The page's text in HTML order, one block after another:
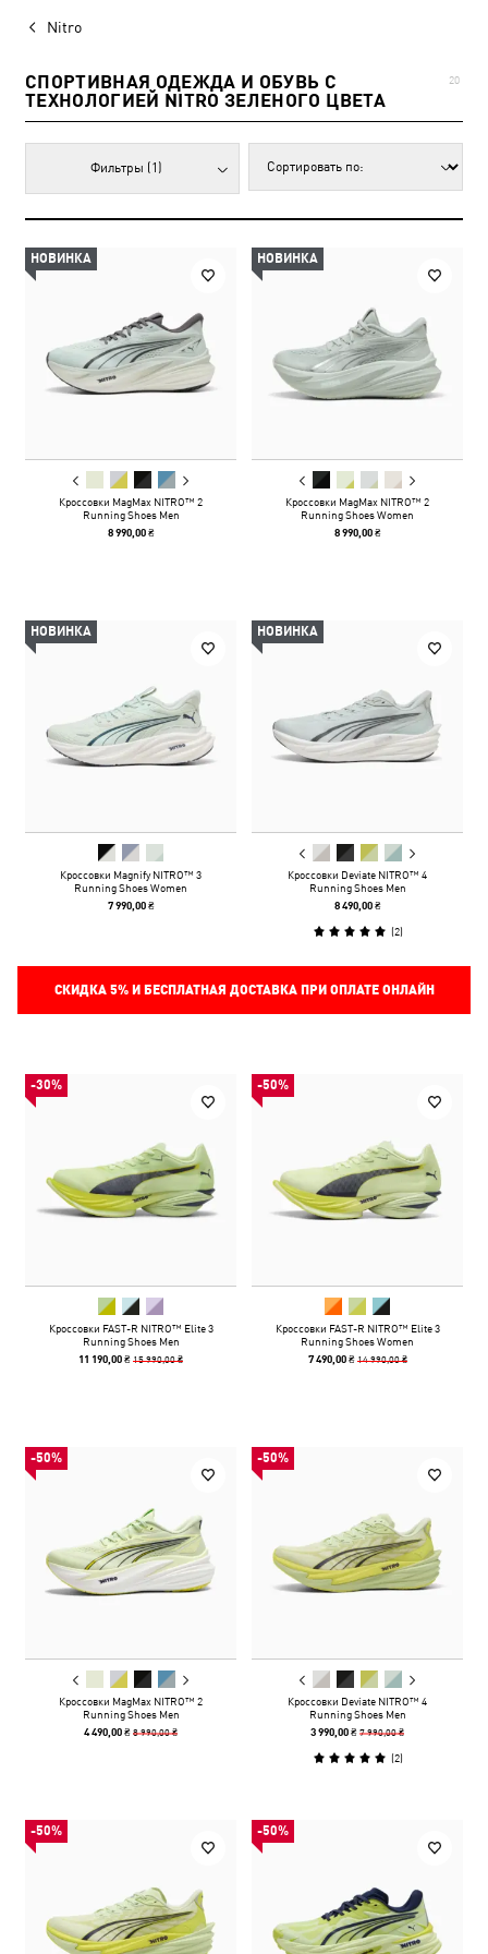
Nitro
СПОРТИВНАЯ ОДЕЖДА И ОБУВЬ С
ТЕХНОЛОГИЕЙ NITRO ЗЕЛЕНОГО ЦВЕТА
20
Фильтры (1)
НОВИНКА
Кроссовки MagMax NITRO™ 2
Running Shoes Men
8 990,00 ₴
НОВИНКА
Кроссовки MagMax NITRO™ 2
Running Shoes Women
8 990,00 ₴
НОВИНКА
Кроссовки Magnify NITRO™ 3
Running Shoes Women
7 990,00 ₴
НОВИНКА
Кроссовки Deviate NITRO™ 4
Running Shoes Men
8 490,00 ₴
(2)
СКИДКА 5%И БЕСПЛАТНАЯ ДОСТАВКА ПРИ ОПЛАТЕ ОНЛАЙН
-30%
Кроссовки FAST-R NITRO™ Elite 3
Running Shoes Men
11 190,00 ₴15 990,00 ₴
-50%
Кроссовки FAST-R NITRO™ Elite 3
Running Shoes Women
7 490,00 ₴ 14 990,00 ₴
-50%
Кроссовки MagMax NITRO™ 2
Running Shoes Men
4 490,00 ₴8 990,00 ₴
-50%
Кроссовки Deviate NITRO™ 4
Running Shoes Men
3 990,00 ₴7 990,00 ₴
(2)
-50% -50%